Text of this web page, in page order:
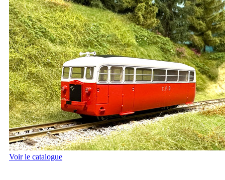
Voir le catalogue